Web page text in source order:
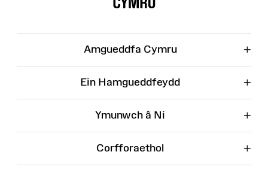
Amgueddfa Cymru +
Ein Hamgueddfeydd +
Ymunwch â Ni +
Corfforaethol +